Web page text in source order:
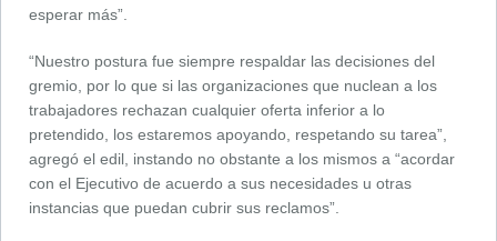
esperar más”.
“Nuestro postura fue siempre respaldar las decisiones del
gremio, por lo que si las organizaciones que nuclean a los
trabajadores rechazan cualquier oferta inferior a lo
pretendido, los estaremos apoyando, respetando su tarea”,
agregó el edil, instando no obstante a los mismos a “acordar
con el Ejecutivo de acuerdo a sus necesidades u otras
instancias que puedan cubrir sus reclamos”.